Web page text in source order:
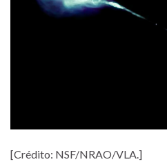
[Crédito: NSF/NRAO/VLA.]